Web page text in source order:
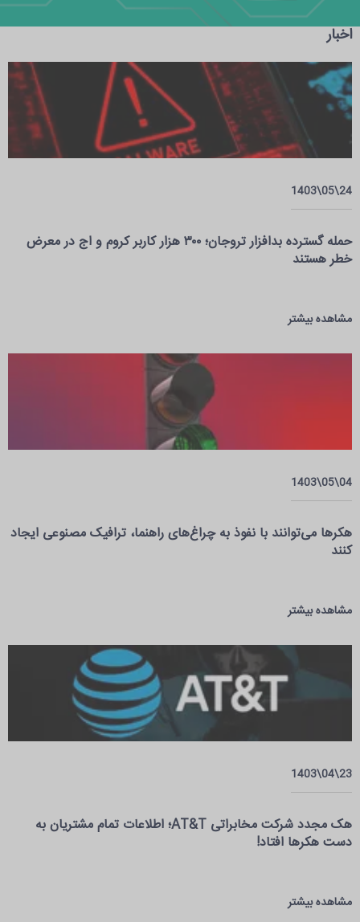
اخبار
24\05\1403
حمله گسترده بدافزار تروجان؛ ۳۰۰ هزار کاربر کروم و اج در معرض
خطر هستند
مشاهده بیشتر
04\05\1403
هکرها می‌توانند با نفوذ به چراغ‌های راهنما، ترافیک مصنوعی ایجاد
کنند
مشاهده بیشتر
23\04\1403
هک مجدد شرکت مخابراتی AT&T؛ اطلاعات تمام مشتریان به
دست هکرها افتاد!
مشاهده بیشتر